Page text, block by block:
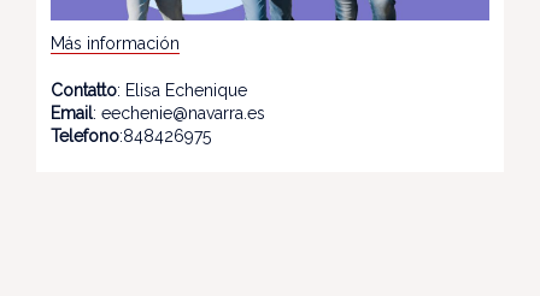
Más información
Contatto: Elisa Echenique
Email: eechenie@navarra.es
Telefono:848426975